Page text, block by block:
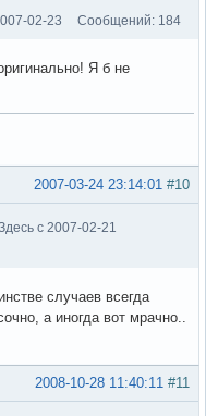
02-23 Сообщений: 184
Я б не
#10
2007-03-24 23:14:01
с 2007-02-21
случаев всегда
а иногда вот мрачно..
#11
2008-10-28 11:40:11